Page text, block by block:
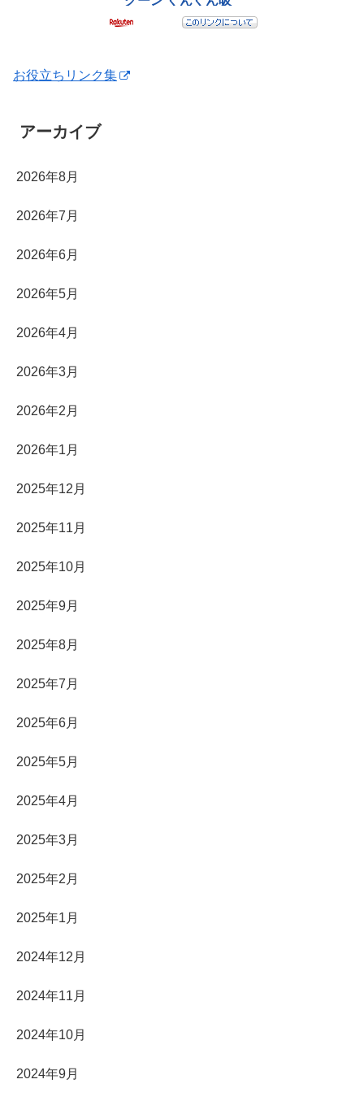
お役立ちリンク集
アーカイブ
2026年8月
2026年7月
2026年6月
2026年5月
2026年4月
2026年3月
2026年2月
2026年1月
2025年12月
2025年11月
2025年10月
2025年9月
2025年8月
2025年7月
2025年6月
2025年5月
2025年4月
2025年3月
2025年2月
2025年1月
2024年12月
2024年11月
2024年10月
2024年9月